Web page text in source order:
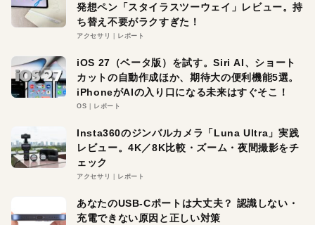
発想ペン「スタイラスツーウェイ」レビュー。持
ち替え不要がラクすぎた！
アクセサリ レポート
iOS 27（ベータ版）を試す。Siri AI、ショート
カットの自動作成ほか、期待大の便利機能5選。
iPhoneがAIの入り口になる未来はすぐそこ！
OS レポート
Insta360のジンバルカメラ「Luna Ultra」実践
レビュー。4K／8K比較・ズーム・夜間撮影をチ
ェック
アクセサリ レポート
あなたのUSB-Cポートは大丈夫？ 認識しない・
充電できない原因と正しい対策